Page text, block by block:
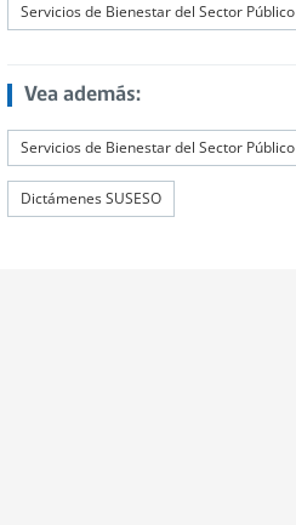
Servicios de Bienestar del Sector Público
Vea además:
Servicios de Bienestar del Sector Público
Dictámenes SUSESO